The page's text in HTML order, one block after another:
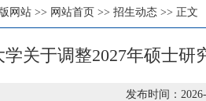
网站 >> 网站首页 >> 招生动态 >> 正文
关于调整2027年硕士
发布时间：